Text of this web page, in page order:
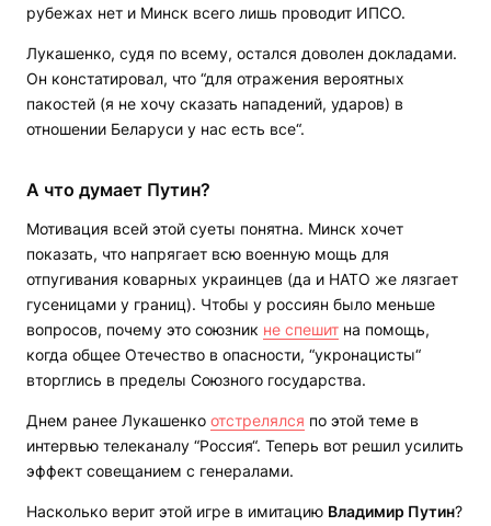
рубежах нет и Минск всего лишь проводит ИПСО.
Лукашенко, судя по всему, остался доволен докладами.
Он констатировал, что “для отражения вероятных
пакостей (я не хочу сказать нападений, ударов) в
отношении Беларуси у нас есть все“.
А что думает Путин?
Мотивация всей этой суеты понятна. Минск хочет
показать, что напрягает всю военную мощь для
отпугивания коварных украинцев (да и НАТО же лязгает
гусеницами у границ). Чтобы у россиян было меньше
вопросов, почему это союзник не спешит на помощь,
когда общее Отечество в опасности, “укронацисты“
вторглись в пределы Союзного государства.
Днем ранее Лукашенко отстрелялся по этой теме в
интервью телеканалу “Россия“. Теперь вот решил усилить
эффект совещанием с генералами.
Насколько верит этой игре в имитацию Владимир Путин?